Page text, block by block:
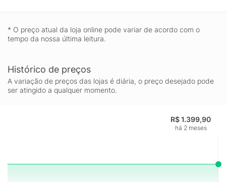
* O preço atual da loja online pode variar de acordo com o
tempo da nossa última leitura.
Histórico de preços
A variação de preços das lojas é diária, o preço desejado pode
ser atingido a qualquer momento.
R$ 1.399,90
há 2 meses